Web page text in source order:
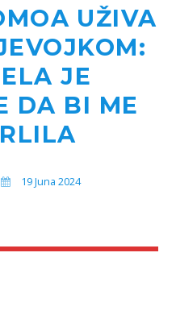
UŽIVA
JE
DA BI ME
19 Juna 2024